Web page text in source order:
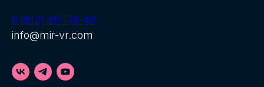
8 (812) 317-74-43
info@mir-vr.com